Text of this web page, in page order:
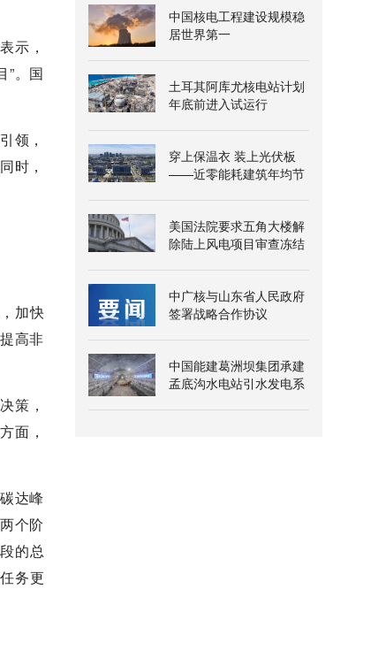
示，
”。国
领，
时，
加快
高非
策，
面，
达峰
个阶
的总
务更
中国核电工程建设规模稳
居世界第一
土耳其阿库尤核电站计划
年底前进入试运行
穿上保温衣 装上光伏板
——近零能耗建筑年均节
美国法院要求五角大楼解
除陆上风电项目审查冻结
中广核与山东省人民政府
签署战略合作协议
中国能建葛洲坝集团承建
孟底沟水电站引水发电系